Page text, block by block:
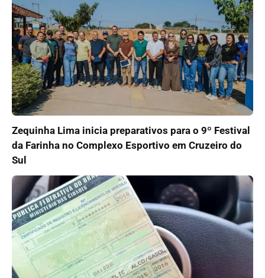
Zequinha Lima inicia preparativos para o 9º Festival
da Farinha no Complexo Esportivo em Cruzeiro do
Sul